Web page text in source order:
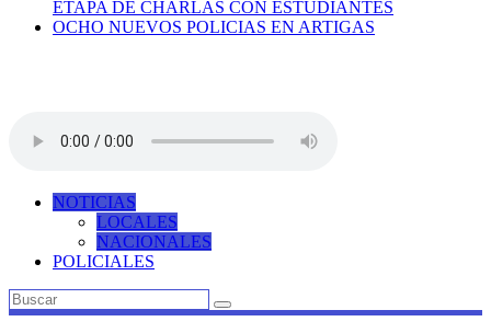
ETAPA DE CHARLAS CON ESTUDIANTES
OCHO NUEVOS POLICIAS EN ARTIGAS
NOTICIAS
LOCALES
NACIONALES
POLICIALES